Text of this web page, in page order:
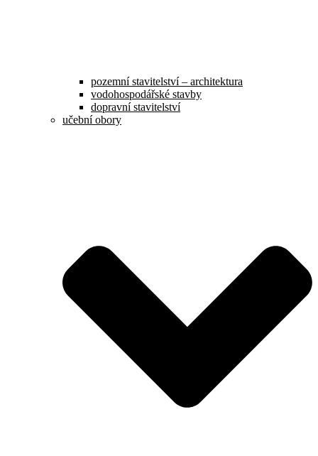
pozemní stavitelství – architektura
vodohospodářské stavby
dopravní stavitelství
učební obory